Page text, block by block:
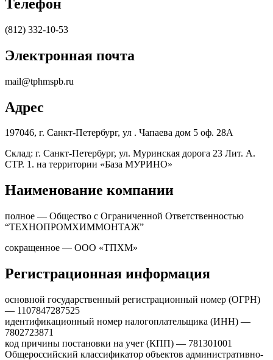
Телефон
(812) 332-10-53
Электронная почта
mail@tphmspb.ru
Адрес
197046, г. Санкт-Петербург, ул . Чапаева дом 5 оф. 28А
Склад: г. Санкт-Петербург, ул. Муринская дорога 23 Лит. А.
СТР. 1. на территории «База МУРИНО»
Наименование компании
полное — Общество с Ограниченной Ответственностью
“ТЕХНОПРОМХИММОНТАЖ”
сокращенное — ООО «ТПХМ»
Регистрационная информация
основной государственный регистрационный номер (ОГРН)
— 1107847287525
идентификационный номер налогоплательщика (ИНН) —
7802723871
код причины постановки на учет (КПП) — 781301001
Общероссийский классификатор объектов административно-